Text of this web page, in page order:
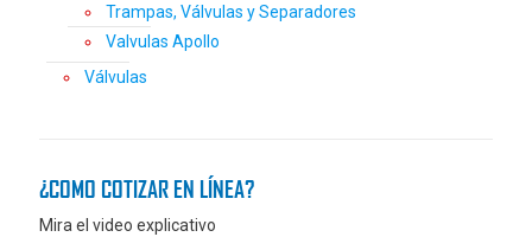
Trampas, Válvulas y Separadores
Valvulas Apollo
Válvulas
¿COMO COTIZAR EN LÍNEA?
Mira el video explicativo